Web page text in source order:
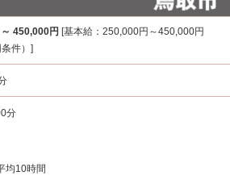
450,000円 基本給：250,000円～450,000円
件）
分
均10時間